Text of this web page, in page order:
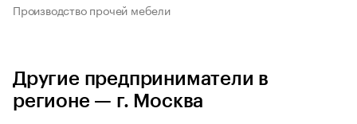
Производство прочей мебели
Другие предприниматели в
регионе — г. Москва